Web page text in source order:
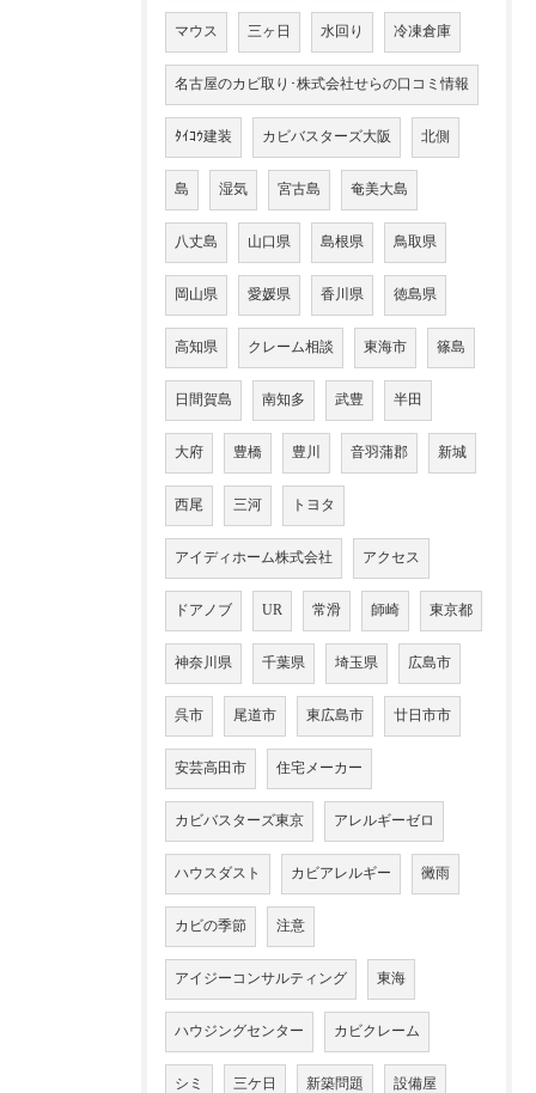
マウス 三ヶ日 水回り 冷凍倉庫
名古屋のカビ取り･株式会社せらの口コミ情報
ﾀｲｺｳ建装 カビバスターズ大阪 北側
島 湿気 宮古島 奄美大島
八丈島 山口県 島根県 鳥取県
岡山県 愛媛県 香川県 徳島県
高知県 クレーム相談 東海市 篠島
日間賀島 南知多 武豊 半田
大府 豊橋 豊川 音羽蒲郡 新城
西尾 三河 トヨタ
アイディホーム株式会社 アクセス
ドアノブ UR 常滑 師崎 東京都
神奈川県 千葉県 埼玉県 広島市
呉市 尾道市 東広島市 廿日市市
安芸高田市 住宅メーカー
カビバスターズ東京 アレルギーゼロ
ハウスダスト カビアレルギー 黴雨
カビの季節 注意
アイジーコンサルティング 東海
ハウジングセンター カビクレーム
シミ 三ケ日 新築問題 設備屋